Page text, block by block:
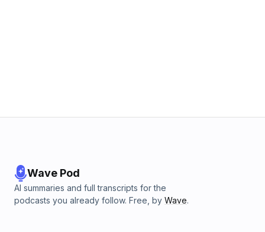
Wave Pod
AI summaries and full transcripts for the
podcasts you already follow. Free, by Wave.